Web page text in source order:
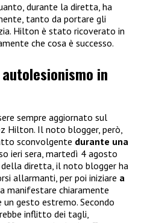
durante la diretta, ha
tanto da portare gli
Hilton è stato ricoverato in
che cosa è successo.
in
sempre aggiornato sul
Hilton. Il noto blogger, però,
sconvolgente durante una
ieri sera, martedì 4 agosto
diretta, il noto blogger ha
allarmanti, per poi iniziare a
manifestare chiaramente
gesto estremo. Secondo
inflitto dei tagli,